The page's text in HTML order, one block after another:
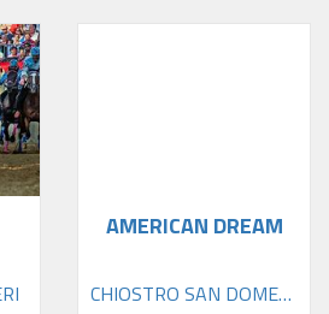
AMERICAN DREAM
CHIOSTRO SAN DOMENICO